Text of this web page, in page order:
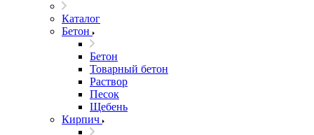
Каталог
Бетон
Бетон
Товарный бетон
Раствор
Песок
Щебень
Кирпич